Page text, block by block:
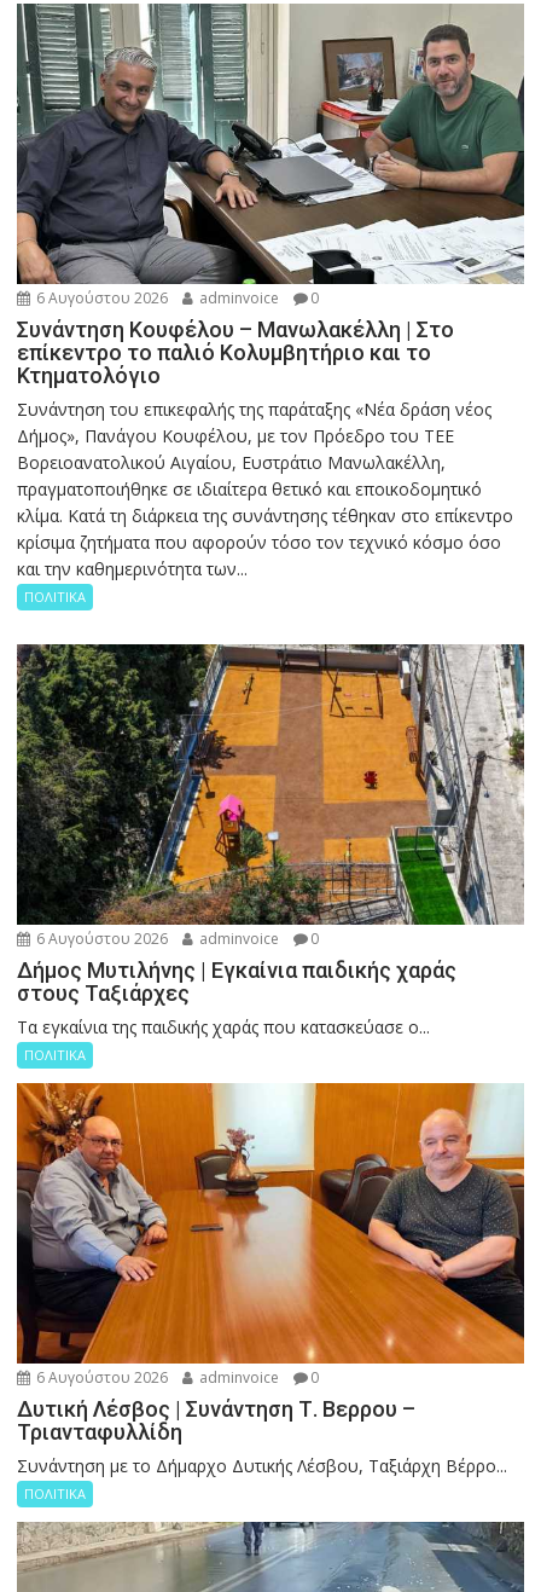
6 Αυγούστου 2026 adminvoice 0
Συνάντηση Κουφέλου – Μανωλακέλλη | Στο
επίκεντρο το παλιό Κολυμβητήριο και το
Κτηματολόγιο
Συνάντηση του επικεφαλής της παράταξης «Νέα δράση νέος
Δήμος», Πανάγου Κουφέλου, με τον Πρόεδρο του ΤΕΕ
Βορειοανατολικού Αιγαίου, Ευστράτιο Μανωλακέλλη,
πραγματοποιήθηκε σε ιδιαίτερα θετικό και εποικοδομητικό
κλίμα. Κατά τη διάρκεια της συνάντησης τέθηκαν στο επίκεντρο
κρίσιμα ζητήματα που αφορούν τόσο τον τεχνικό κόσμο όσο
και την καθημερινότητα των...
ΠΟΛΙΤΙΚΑ
6 Αυγούστου 2026 adminvoice 0
Δήμος Μυτιλήνης | Εγκαίνια παιδικής χαράς
στους Ταξιάρχες
Tα εγκαίνια της παιδικής χαράς που κατασκεύασε ο...
ΠΟΛΙΤΙΚΑ
6 Αυγούστου 2026 adminvoice 0
Δυτική Λέσβος | Συνάντηση Τ. Βερρου –
Τριανταφυλλίδη
Συνάντηση με το Δήμαρχο Δυτικής Λέσβου, Ταξιάρχη Βέρρο...
ΠΟΛΙΤΙΚΑ